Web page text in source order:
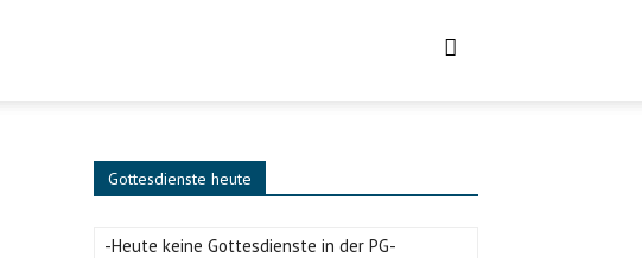
Gottesdienste heute
-Heute keine Gottesdienste in der PG-